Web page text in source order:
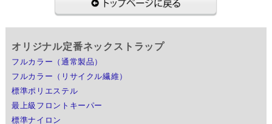
オリジナル定番ネックストラップ
フルカラー（通常製品）
フルカラー（リサイクル繊維）
標準ポリエステル
最上級フロントキーパー
標準ナイロン